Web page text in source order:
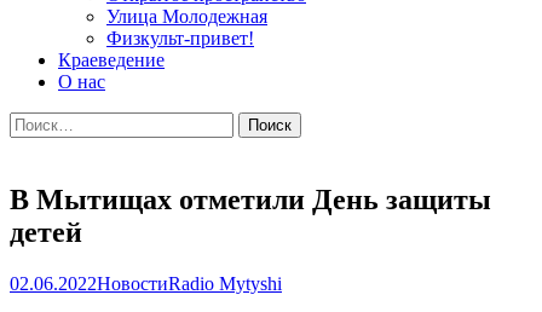
Улица Молодежная
Физкульт-привет!
Краеведение
О нас
Найти:
В Мытищах отметили День защиты
детей
02.06.2022НовостиRadio Mytyshi